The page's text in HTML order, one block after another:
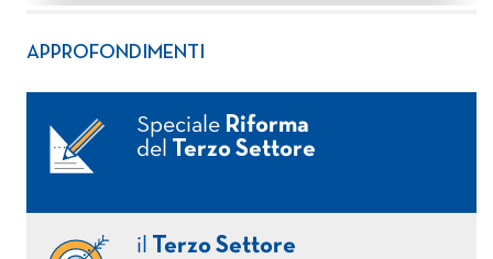
APPROFONDIMENTI
Speciale Riforma
del
Terzo Settore
il
Terzo Settore